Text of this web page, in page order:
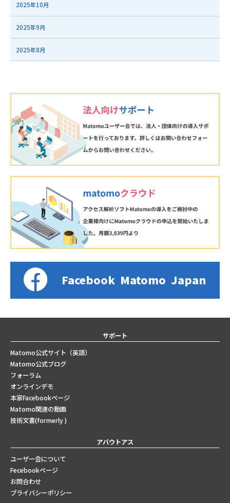
2025年10月
2025年9月
2025年8月
Facebook Matomo Japan
サポート
Matomo公式サイト（英語）
Matomo公式ブログ
フォーラム
オンラインデモ
本家Facebookページ
Matomo関連の動画
技術文書(formerly )
アバウトアス
ユーザー会について
Fecebookページ
お問合わせ
プライバシーポリシー